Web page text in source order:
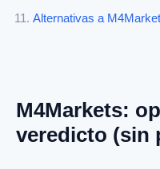
Alternativas a
M4Markets:
veredicto (sin